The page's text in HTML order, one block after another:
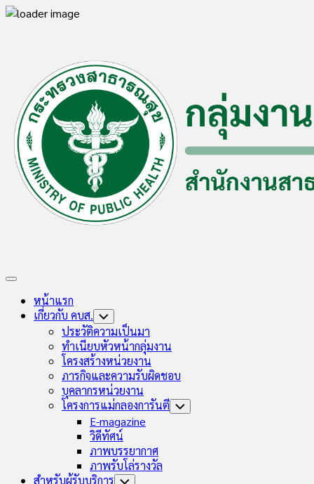
Expand
หน้าแรก
เกี่ยวกับ คบส. Toggle
Child
Menu
ประวัติความเป็นมา
ทำเนียบหัวหน้ากลุ่มงาน
โครงสร้างหน่วยงาน
ภารกิจและความรับผิดชอบ
บุคลากรหน่วยงาน
โครงการแม่กลองการันตี Toggle
E-magazine
วิดีทัศน์
ภาพบรรยากาศ
ภาพรับโล่รางวัล
สำหรับผู้รับบริการ Toggle